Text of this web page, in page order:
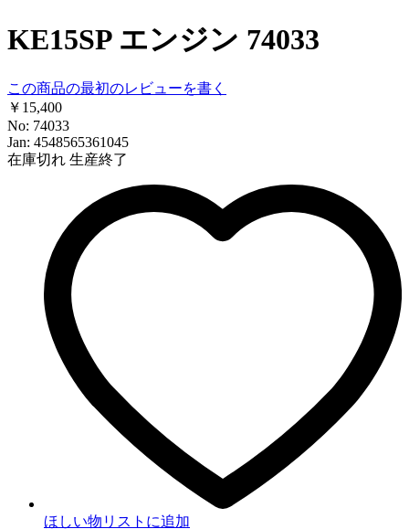
KE15SP エンジン 74033
この商品の最初のレビューを書く
￥15,400
No: 74033
Jan: 4548565361045
在庫切れ 生産終了
ほしい物リストに追加